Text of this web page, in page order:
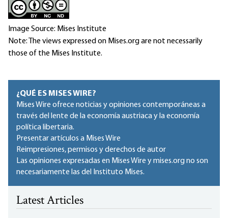
Image Source: Mises Institute
Note: The views expressed on Mises.org are not necessarily
those of the Mises Institute.
¿QUÉ ES MISES WIRE?
Mises Wire ofrece noticias y opiniones contemporáneas a
través del lente de la economía austriaca y la economía
política libertaria.
Presentar artículos a Mises Wire
Reimpresiones, permisos y derechos de autor
Las opiniones expresadas en Mises Wire y mises.org no son
necesariamente las del Instituto Mises.
Latest Articles